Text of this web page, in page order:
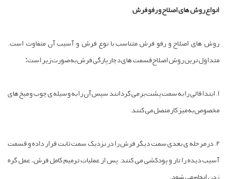
روش های اصلاح و رفو فرش
های اصلاح و رفو فرش متناسب با نوع فرش و آسیب آن متفاوت است.
ترین روش اصلاح قسمت های دچار پارگی فرش به صورت زیر است:
1. ابتدا قالی را به سمت پشت بر می گردانند سپس آن را به وسیله ی چوب و میخ های
به میز کار متصل می کنند.
2. در مرحله ی بعدی سمت دیگر فرش را در نزدیک سمت ثابت قرار داده و قسمت
دیده را تار و پودکشی می کنند. پس از عملیات ترمیم کامل فرش، عمل گره